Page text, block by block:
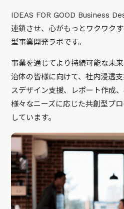
IDEAS FOR GOOD Business
連鎖させ、心がもっとワクワク
型事業開発ラボです。
事業を通じてより持続可能な未
治体の皆様に向けて、社内浸透
スデザイン支援、レポート作成
様々なニーズに応じた共創型プ
しています。